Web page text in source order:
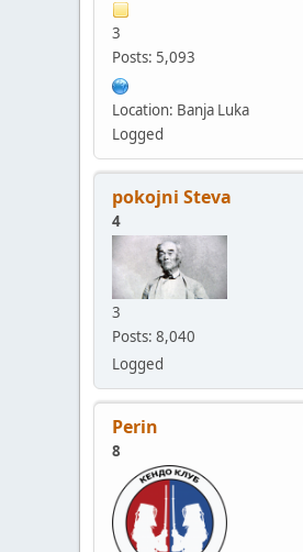
3
Posts: 5,093
Location: Banja Luka
Logged
pokojni Steva
4
3
Posts: 8,040
Logged
Perin
8